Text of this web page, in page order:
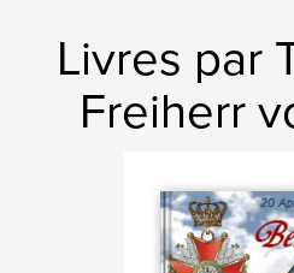
Livres par
Freiherr